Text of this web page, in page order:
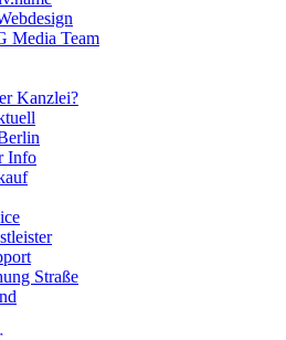
Media Team
Kanzlei?
Info
Straße